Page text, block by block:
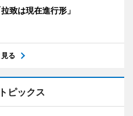
致は現在進行形」
る
ピックス